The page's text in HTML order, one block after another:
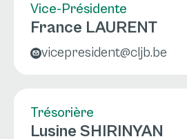
Vice-Présidente
France LAURENT
vicepresident@cljb.be
Trésorière
Lusine SHIRINYAN